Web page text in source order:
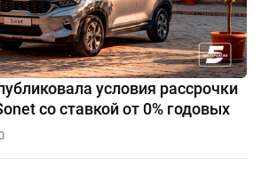
условия рассрочки
со ставкой от 0% годовых